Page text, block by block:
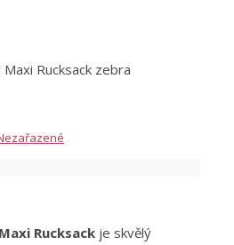
Rucksack zebra
Rucksack je skvělý